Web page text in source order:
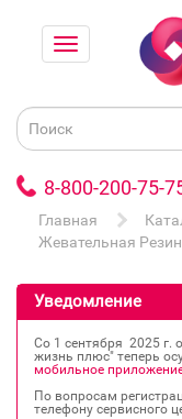
8-800-200-75-
Главная
Жевательная
Уведомление
Со 1 сентября 2025 г.
жизнь плюс" теперь
мобильное
По вопросам
телефону сервисного